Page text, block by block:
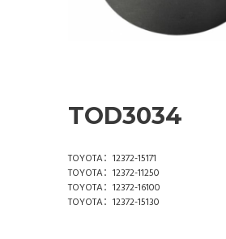
TOD3034
TOYOTA：12372-15171
TOYOTA：12372-11250
TOYOTA：12372-16100
TOYOTA：12372-15130